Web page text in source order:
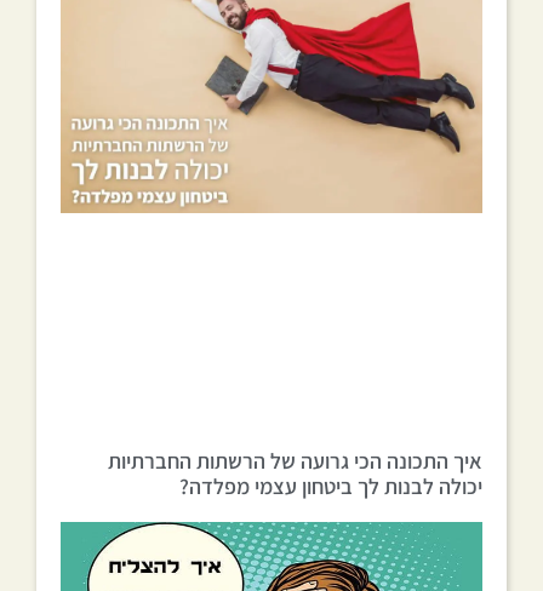
איך התכונה הכי גרועה של הרשתות החברתיות
יכולה לבנות לך ביטחון עצמי מפלדה?